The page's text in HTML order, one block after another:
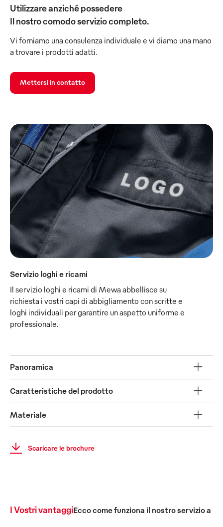
Utilizzare anziché possedere
Il nostro comodo servizio completo.
Vi forniamo una consulenza individuale e vi diamo una mano
a trovare i prodotti adatti.
Mettersi in contatto
Servizio loghi e ricami
Il servizio loghi e ricami di Mewa abbellisce su
richiesta i vostri capi di abbigliamento con scritte e
loghi individuali per garantire un aspetto uniforme e
professionale.
Panoramica
Caratteristiche del prodotto
Materiale
Scaricare le brochure
I Vostri vantaggiEcco come funziona il nostro servizio a